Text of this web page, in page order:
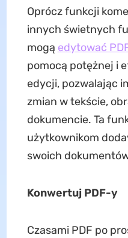
Oprócz funkcji
innych świetnych
mogą edytować
pomocą potężnej i
edycji, pozwalając
zmian w tekście,
dokumencie. Ta
użytkownikom
swoich
Konwertuj PDF-y
Czasami PDF po